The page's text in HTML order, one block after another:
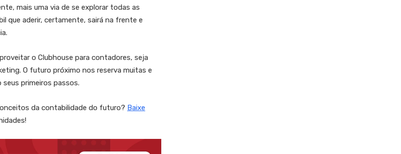
mais uma via de se explorar todas as
que aderir, certamente, sairá na frente e
o Clubhouse para contadores, seja
O futuro próximo nos reserva muitas e
primeiros passos.
da contabilidade do futuro? Baixe